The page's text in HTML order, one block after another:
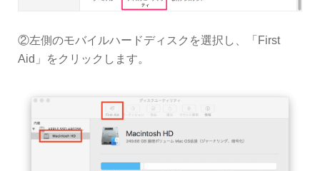
②左側のモバイルハードディスクを選択し、「First
Aid」をクリックします。